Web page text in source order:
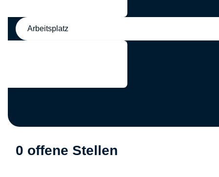
Arbeitsplatz
0 offene Stellen